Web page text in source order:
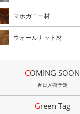
マホガニー材
ウォールナット材
COMING SOON
近日入荷予定
Green Tag